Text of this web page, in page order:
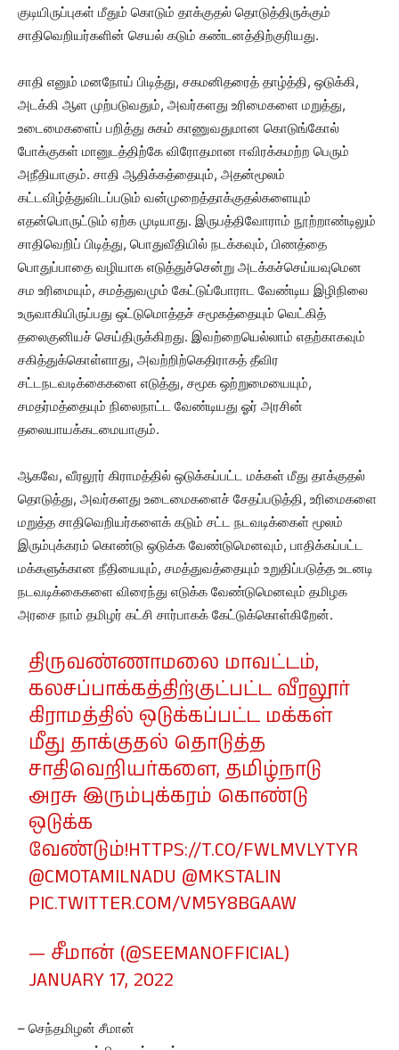
குடியிருப்புகள் மீதும் கொடும் தாக்குதல் தொடுத்திருக்கும்
சாதிவெறியர்களின் செயல் கடும் கண்டனத்திற்குரியது.
சாதி எனும் மனநோய் பிடித்து, சகமனிதரைத் தாழ்த்தி, ஒடுக்கி,
அடக்கி ஆள முற்படுவதும், அவர்களது உரிமைகளை மறுத்து,
உடைமைகளைப் பறித்து சுகம் காணுவதுமான கொடுங்கோல்
போக்குகள் மானுடத்திற்கே விரோதமான ஈவிரக்கமற்ற பெரும்
அநீதியாகும். சாதி ஆதிக்கத்தையும், அதன்மூலம்
கட்டவிழ்த்துவிடப்படும் வன்முறைத்தாக்குதல்களையும்
எதன்பொருட்டும் ஏற்க முடியாது. இருபத்திவோராம் நூற்றாண்டிலும்
சாதிவெறிப் பிடித்து, பொதுவீதியில் நடக்கவும், பிணத்தை
பொதுப்பாதை வழியாக எடுத்துச்சென்று அடக்கச்செய்யவுமென
சம உரிமையும், சமத்துவமும் கேட்டுப்போராட வேண்டிய இழிநிலை
உருவாகியிருப்பது ஒட்டுமொத்தச் சமூகத்தையும் வெட்கித்
தலைகுனியச் செய்திருக்கிறது. இவற்றையெல்லாம் எதற்காகவும்
சகித்துக்கொள்ளாது, அவற்றிற்கெதிராகத் தீவிர
சட்டநடவடிக்கைகளை எடுத்து, சமூக ஒற்றுமையையும்,
சமதர்மத்தையும் நிலைநாட்ட வேண்டியது ஓர் அரசின்
தலையாயக்கடமையாகும்.
ஆகவே, வீரலூர் கிராமத்தில் ஒடுக்கப்பட்ட மக்கள் மீது தாக்குதல்
தொடுத்து, அவர்களது உடைமைகளைச் சேதப்படுத்தி, உரிமைகளை
மறுத்த சாதிவெறியர்களைக் கடும் சட்ட நடவடிக்கைள் மூலம்
இரும்புக்கரம் கொண்டு ஒடுக்க வேண்டுமெனவும், பாதிக்கப்பட்ட
மக்களுக்கான நீதியையும், சமத்துவத்தையும் உறுதிப்படுத்த உடனடி
நடவடிக்கைகளை விரைந்து எடுக்க வேண்டுமெனவும் தமிழக
அரசை நாம் தமிழர் கட்சி சார்பாகக் கேட்டுக்கொள்கிறேன்.
திருவண்ணாமலை மாவட்டம்,
கலசப்பாக்கத்திற்குட்பட்ட வீரலூர்
கிராமத்தில் ஒடுக்கப்பட்ட மக்கள்
மீது தாக்குதல் தொடுத்த
சாதிவெறியர்களை, தமிழ்நாடு
அரசு இரும்புக்கரம் கொண்டு
ஒடுக்க
வேண்டும்!HTTPS://T.CO/FWLMVLYTYR
@CMOTAMILNADU @MKSTALIN
PIC.TWITTER.COM/VM5Y8BGAAW
— சீமான் (@SEEMANOFFICIAL)
JANUARY 17, 2022
– செந்தமிழன் சீமான்